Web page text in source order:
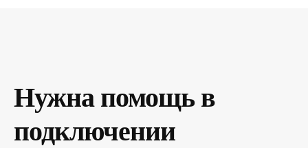
Нужна помощь в
подключении